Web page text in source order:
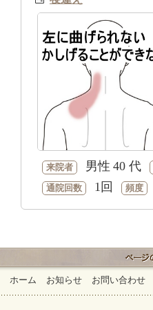
来院者 男性 40 代
通院回数 1回 頻度
ホーム お知らせ お問い合わせ